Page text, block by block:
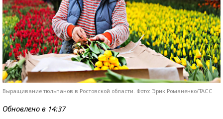
Выращивание тюльпанов в Ростовской области. Фото: Эрик Романенко/ТАСС
Обновлено в 14:37